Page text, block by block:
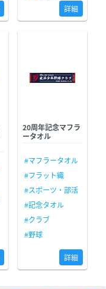
詳細
20周年記念マフラ
ータオル
#マフラータオル
#フラット織
#スポーツ・部活
#記念タオル
#クラブ
#野球
詳細